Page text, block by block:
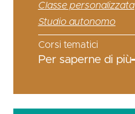
Classe personalizzata
Studio autonomo
Corsi tematici
Per saperne di più